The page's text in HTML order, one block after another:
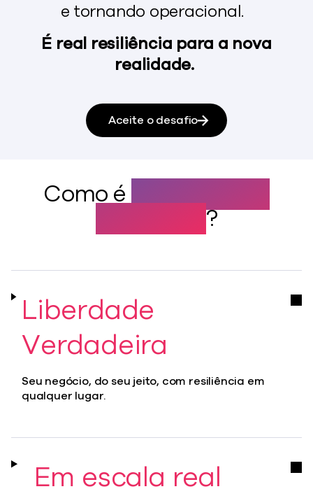
e tornando operacional.
É real resiliência para a nova
realidade.
Aceite o desafio
Como é
?
Liberdade
Verdadeira
Seu negócio, do seu jeito, com resiliência em
qualquer lugar.
Em escala real